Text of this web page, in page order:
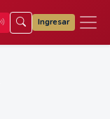
Ingresar